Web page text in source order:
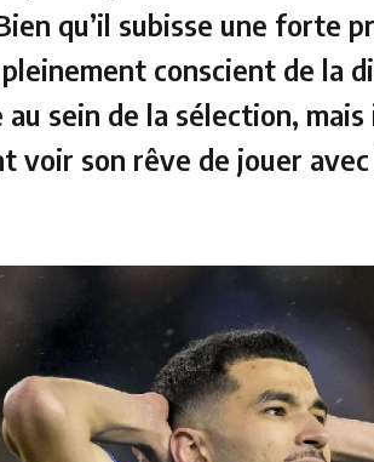
qu’il subisse une forte
conscient de la
au sein de la sélection,
voir son rêve de jouer